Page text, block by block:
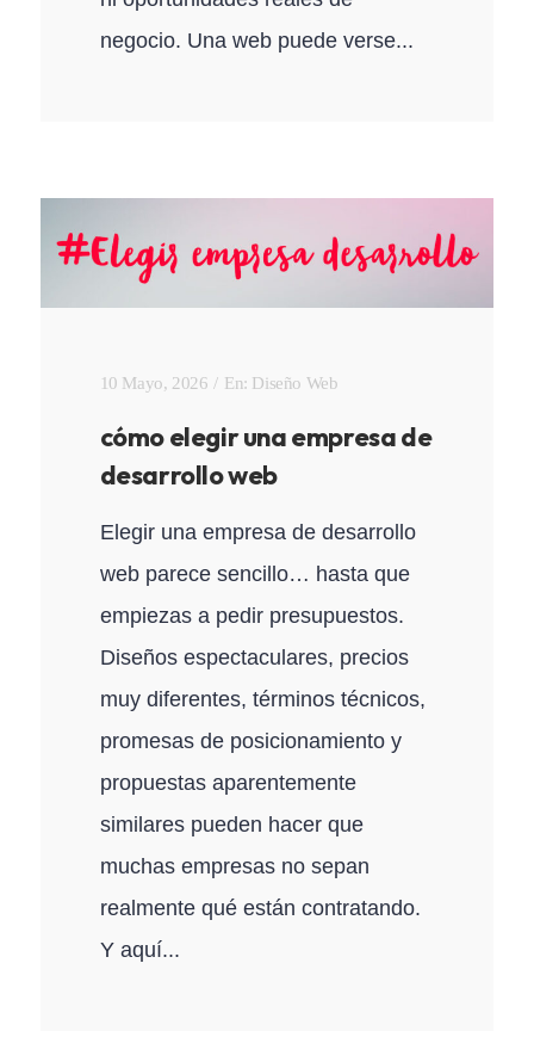
negocio. Una web puede verse...
10 Mayo, 2026 En: Diseño Web
cómo elegir una empresa de
desarrollo web
Elegir una empresa de desarrollo
web parece sencillo… hasta que
empiezas a pedir presupuestos.
Diseños espectaculares, precios
muy diferentes, términos técnicos,
promesas de posicionamiento y
propuestas aparentemente
similares pueden hacer que
muchas empresas no sepan
realmente qué están contratando.
Y aquí...